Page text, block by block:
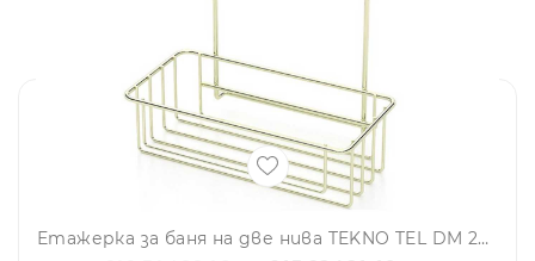
Етажерка за баня на две нива TEKNO TEL DM 256G, 25х15х38 см, Вакуум, Златист